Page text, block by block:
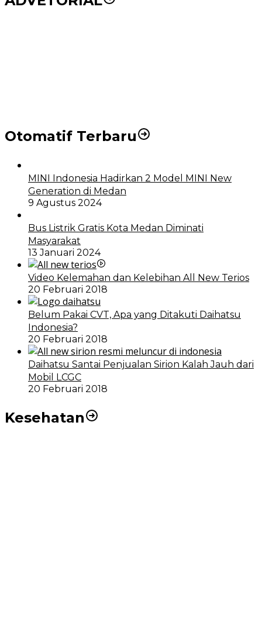
Otomatif Terbaru
MINI Indonesia Hadirkan 2 Model MINI New
Generation di Medan
9 Agustus 2024
Bus Listrik Gratis Kota Medan Diminati
Masyarakat
13 Januari 2024
Video Kelemahan dan Kelebihan All New Terios
20 Februari 2018
Belum Pakai CVT, Apa yang Ditakuti Daihatsu
Indonesia?
20 Februari 2018
Daihatsu Santai Penjualan Sirion Kalah Jauh dari
Mobil LCGC
20 Februari 2018
Kesehatan